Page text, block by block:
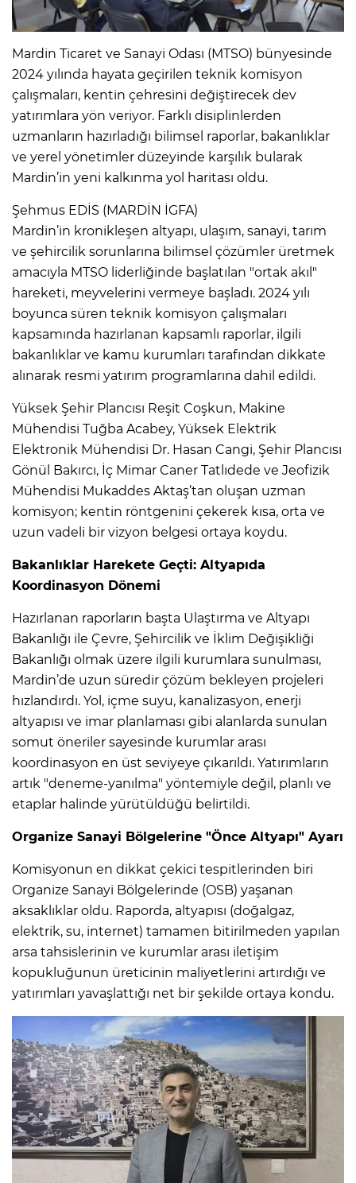
Mardin Ticaret ve Sanayi Odası (MTSO) bünyesinde
2024 yılında hayata geçirilen teknik komisyon
çalışmaları, kentin çehresini değiştirecek dev
yatırımlara yön veriyor. Farklı disiplinlerden
uzmanların hazırladığı bilimsel raporlar, bakanlıklar
ve yerel yönetimler düzeyinde karşılık bularak
Mardin’in yeni kalkınma yol haritası oldu.
Şehmus EDİS (MARDİN İGFA)
Mardin’in kronikleşen altyapı, ulaşım, sanayi, tarım
ve şehircilik sorunlarına bilimsel çözümler üretmek
amacıyla MTSO liderliğinde başlatılan "ortak akıl"
hareketi, meyvelerini vermeye başladı. 2024 yılı
boyunca süren teknik komisyon çalışmaları
kapsamında hazırlanan kapsamlı raporlar, ilgili
bakanlıklar ve kamu kurumları tarafından dikkate
alınarak resmi yatırım programlarına dahil edildi.
Yüksek Şehir Plancısı Reşit Coşkun, Makine
Mühendisi Tuğba Acabey, Yüksek Elektrik
Elektronik Mühendisi Dr. Hasan Cangi, Şehir Plancısı
Gönül Bakırcı, İç Mimar Caner Tatlıdede ve Jeofizik
Mühendisi Mukaddes Aktaş’tan oluşan uzman
komisyon; kentin röntgenini çekerek kısa, orta ve
uzun vadeli bir vizyon belgesi ortaya koydu.
Bakanlıklar Harekete Geçti: Altyapıda
Koordinasyon Dönemi
Hazırlanan raporların başta Ulaştırma ve Altyapı
Bakanlığı ile Çevre, Şehircilik ve İklim Değişikliği
Bakanlığı olmak üzere ilgili kurumlara sunulması,
Mardin’de uzun süredir çözüm bekleyen projeleri
hızlandırdı. Yol, içme suyu, kanalizasyon, enerji
altyapısı ve imar planlaması gibi alanlarda sunulan
somut öneriler sayesinde kurumlar arası
koordinasyon en üst seviyeye çıkarıldı. Yatırımların
artık "deneme-yanılma" yöntemiyle değil, planlı ve
etaplar halinde yürütüldüğü belirtildi.
Organize Sanayi Bölgelerine "Önce Altyapı" Ayarı
Komisyonun en dikkat çekici tespitlerinden biri
Organize Sanayi Bölgelerinde (OSB) yaşanan
aksaklıklar oldu. Raporda, altyapısı (doğalgaz,
elektrik, su, internet) tamamen bitirilmeden yapılan
arsa tahsislerinin ve kurumlar arası iletişim
kopukluğunun üreticinin maliyetlerini artırdığı ve
yatırımları yavaşlattığı net bir şekilde ortaya kondu.